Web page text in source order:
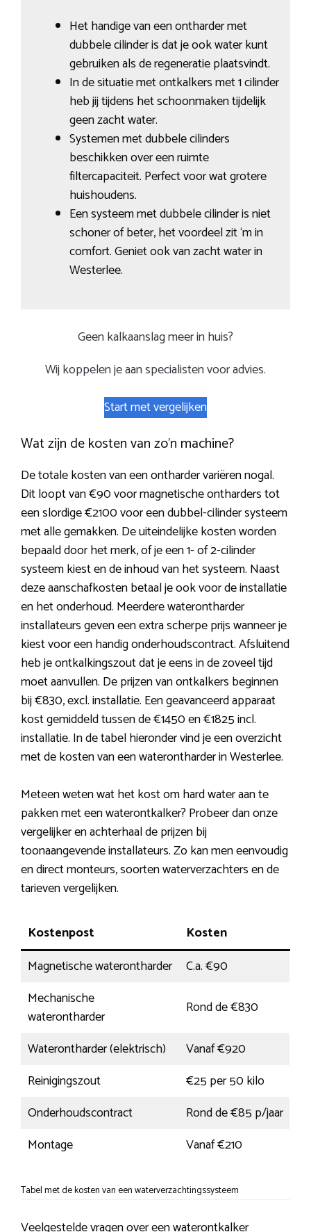
Het handige van een ontharder met
dubbele cilinder is dat je ook water kunt
gebruiken als de regeneratie plaatsvindt.
In de situatie met ontkalkers met 1 cilinder
heb jij tijdens het schoonmaken tijdelijk
geen zacht water.
Systemen met dubbele cilinders
beschikken over een ruimte
filtercapaciteit. Perfect voor wat grotere
huishoudens.
Een systeem met dubbele cilinder is niet
schoner of beter, het voordeel zit ‘m in
comfort. Geniet ook van zacht water in
Westerlee.
Geen kalkaanslag meer in huis?
Wij koppelen je aan specialisten voor advies.
Start met vergelijken
Wat zijn de kosten van zo’n machine?
De totale kosten van een ontharder variëren nogal.
Dit loopt van €90 voor magnetische ontharders tot
een slordige €2100 voor een dubbel-cilinder systeem
met alle gemakken. De uiteindelijke kosten worden
bepaald door het merk, of je een 1- of 2-cilinder
systeem kiest en de inhoud van het systeem. Naast
deze aanschafkosten betaal je ook voor de installatie
en het onderhoud. Meerdere waterontharder
installateurs geven een extra scherpe prijs wanneer je
kiest voor een handig onderhoudscontract. Afsluitend
heb je ontkalkingszout dat je eens in de zoveel tijd
moet aanvullen. De prijzen van ontkalkers beginnen
bij €830, excl. installatie. Een geavanceerd apparaat
kost gemiddeld tussen de €1450 en €1825 incl.
installatie. In de tabel hieronder vind je een overzicht
met de kosten van een waterontharder in Westerlee.
Meteen weten wat het kost om hard water aan te
pakken met een waterontkalker? Probeer dan onze
vergelijker en achterhaal de prijzen bij
toonaangevende installateurs. Zo kan men eenvoudig
en direct monteurs, soorten waterverzachters en de
tarieven vergelijken.
Kostenpost
Kosten
Magnetische waterontharder
C.a. €90
Mechanische
waterontharder
Rond de €830
Waterontharder (elektrisch)
Vanaf €920
Reinigingszout
€25 per 50 kilo
Onderhoudscontract
Rond de €85 p/jaar
Montage
Vanaf €210
Tabel met de kosten van een waterverzachtingssysteem